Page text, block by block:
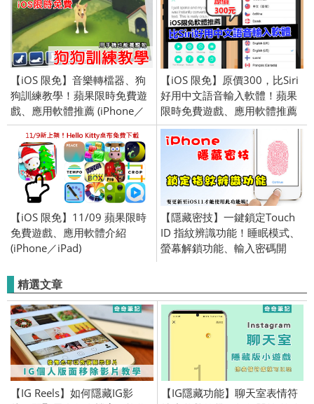
(Android/iOS)
【iOS 限免】音樂轉檔器、狗
狗訓練教學！蘋果限時免費遊
戲、應用軟體推薦 (iPhone／
iPad) 2018/04/30
【iOS 限免】原價300，比Siri
好用中文語音輸入軟體！蘋果
限時免費遊戲、應用軟體推薦
(iPhone／iPad) 2017/9/25
【iOS 限免】11/09 蘋果限時
免費遊戲、應用軟體介紹
(iPhone／iPad)
【隱藏密技】一鍵鎖定Touch
ID 指紋辨識功能！睡眠模式、
螢幕解鎖功能、輸入密碼開
精選文章
【IG Reels】如何隱藏IG影
【IG隱藏功能】聊天室表情符